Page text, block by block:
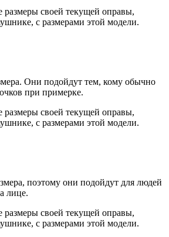
размеры своей текущей оправы,
с размерами этой модели.
Они подойдут тем, кому обычно
при примерке.
размеры своей текущей оправы,
с размерами этой модели.
поэтому они подойдут для людей
лице.
размеры своей текущей оправы,
с размерами этой модели.